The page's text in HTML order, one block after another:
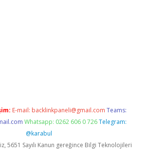
E-mail: backlinkpaneli@gmail.com Teams:
Whatsapp: 0262 606 0 726 Telegram:
@karabul
5651 Sayılı Kanun gereğince Bilgi Teknolojileri